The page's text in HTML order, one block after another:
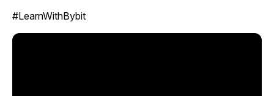
#LearnWithBybit